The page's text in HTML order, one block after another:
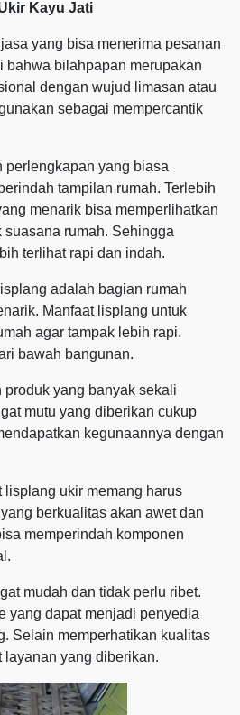
Kayu Jati
yang bisa menerima pesanan
bahwa bilahpapan merupakan
dengan wujud limasan atau
sebagai mempercantik
perlengkapan yang biasa
tampilan rumah. Terlebih
menarik bisa memperlihatkan
rumah. Sehingga
terlihat rapi dan indah.
adalah bagian rumah
Manfaat lisplang untuk
agar tampak lebih rapi.
bawah bangunan.
yang banyak sekali
mutu yang diberikan cukup
kegunaannya dengan
lisplang ukir memang harus
berkualitas akan awet dan
memperindah komponen
mudah dan tidak perlu ribet.
yang dapat menjadi penyedia
Selain memperhatikan kualitas
yang diberikan.